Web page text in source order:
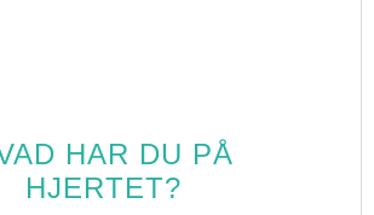
HAR DU PÅ
HJERTET?